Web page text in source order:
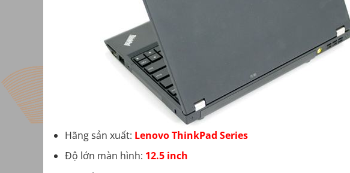
Hãng sản xuất: Lenovo ThinkPad Series
Độ lớn màn hình: 12.5 inch